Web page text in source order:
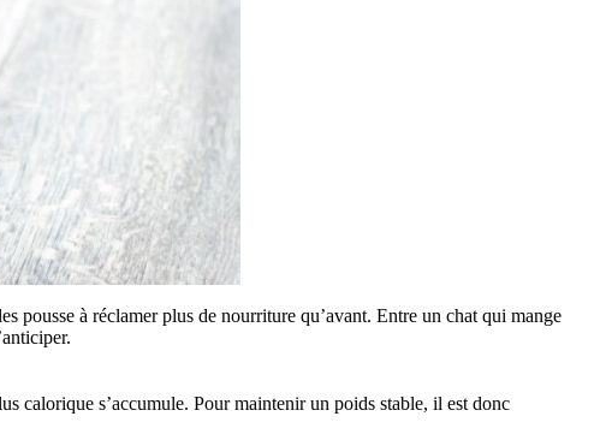
pousse à réclamer plus de nourriture qu’avant. Entre un chat qui mange
calorique s’accumule. Pour maintenir un poids stable, il est donc